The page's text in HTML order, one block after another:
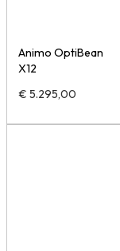
Animo OptiBean
X12
€ 5.295,00